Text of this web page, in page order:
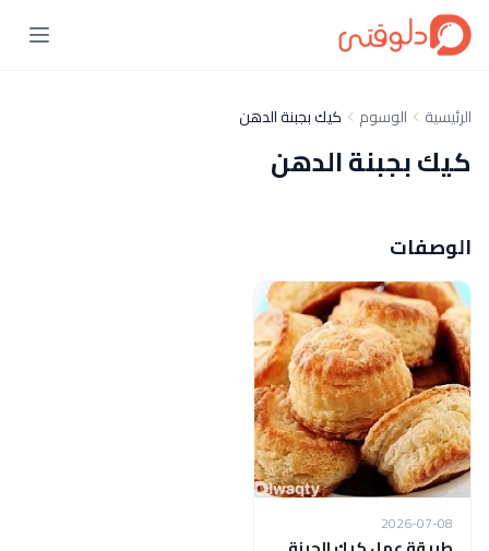
الرئيسية الوسوم كيك بجبنة الدهن
كيك بجبنة الدهن
الوصفات
2026-07-08